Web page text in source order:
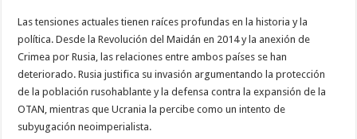
Las tensiones actuales tienen raíces profundas en la historia y la
política. Desde la Revolución del Maidán en 2014 y la anexión de
Crimea por Rusia, las relaciones entre ambos países se han
deteriorado. Rusia justifica su invasión argumentando la protección
de la población rusohablante y la defensa contra la expansión de la
OTAN, mientras que Ucrania la percibe como un intento de
subyugación neoimperialista.